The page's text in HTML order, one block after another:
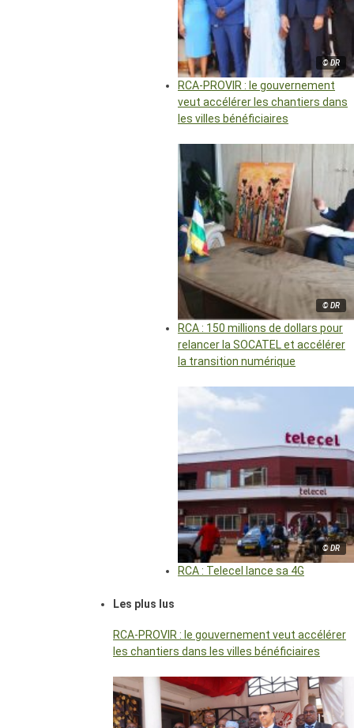
© DR
RCA-PROVIR : le gouvernement
veut accélérer les chantiers dans
les villes bénéficiaires
© DR
RCA : 150 millions de dollars pour
relancer la SOCATEL et accélérer
la transition numérique
© DR
RCA : Telecel lance sa 4G
Les plus lus
RCA-PROVIR : le gouvernement veut accélérer
les chantiers dans les villes bénéficiaires